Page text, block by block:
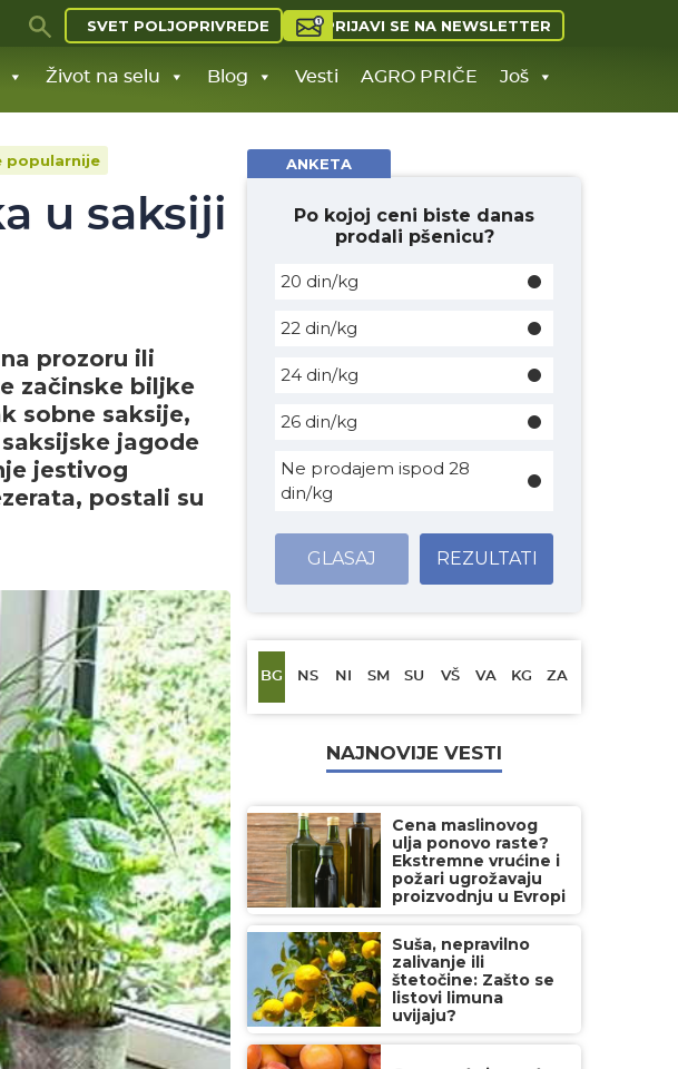
SVET POLJOPRIVREDE PRIJAVI SE NA NEWSLETTER
Život na selu Blog Vesti AGRO PRIČE Još
popularnije
u saksiji
prozoru ili
začinske biljke
sobne saksije,
jagode
jestivog
postali su
ANKETA
Po kojoj ceni biste danas
prodali pšenicu?
20 din/kg
22 din/kg
24 din/kg
26 din/kg
Ne prodajem ispod 28
din/kg
GLASAJ REZULTATI
BG NS NI SM SU VŠ VA KG ZA
NAJNOVIJE VESTI
Cena maslinovog
ulja ponovo raste?
Ekstremne vrućine i
požari ugrožavaju
proizvodnju u Evropi
Suša, nepravilno
zalivanje ili
štetočine: Zašto se
listovi limuna
uvijaju?